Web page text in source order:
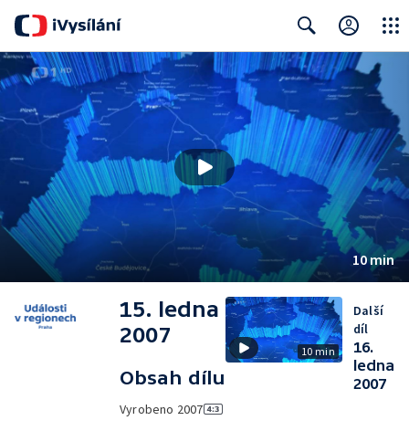
Search Close
10 min
15. ledna
2007
Obsah dílu
Vyrobeno 2007
10 min
Další
díl
16.
ledna
2007